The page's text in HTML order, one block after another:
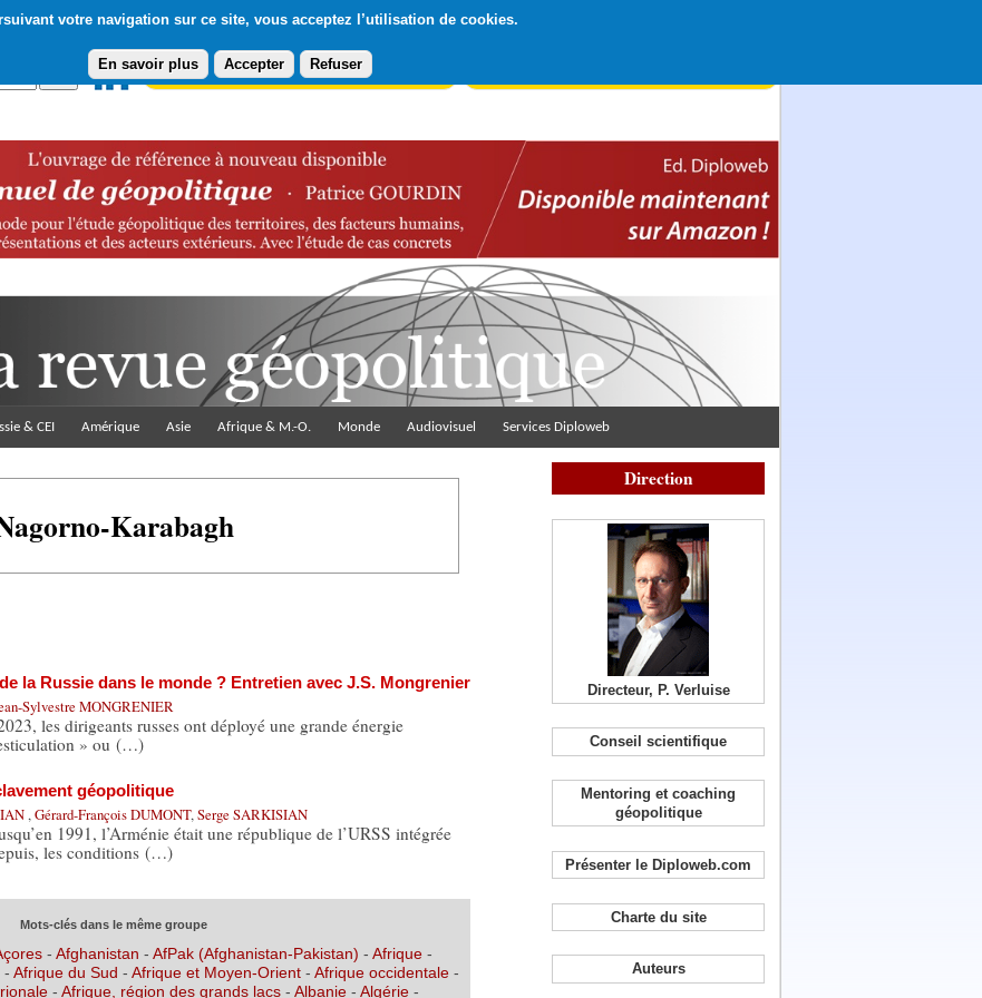
votre navigation sur ce site, vous acceptez l’utilisation de cookies.
En savoir plus Accepter Refuser
Abonnement gratuit à la Lettre du Diploweb
& CEI Amérique Asie Afrique & M.-O. Monde Audiovisuel Services Diploweb
Karabagh
la Russie dans le monde ? Entretien avec J.S. Mongrenier
Sylvestre MONGRENIER
les dirigeants russes ont déployé une grande énergie
» ou (…)
géopolitique
,Gérard-François DUMONT,Serge SARKISIAN
1991, l’Arménie était une république de l’URSS intégrée
les conditions (…)
Mots-clés dans le même groupe
- Afghanistan - AfPak (Afghanistan-Pakistan) - Afrique-
- Afrique du Sud - Afrique et Moyen-Orient - Afrique occidentale -
- Afrique, région des grands lacs- Albanie - Algérie -
Direction
Directeur, P. Verluise
Conseil scientifique
Mentoring et coaching
géopolitique
Présenter le Diploweb.com
Charte du site
Auteurs